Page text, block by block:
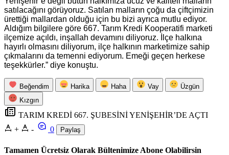
satılacağını görüyoruz. Satılan malların çoğu da çiftçimizin
ürettiği mallardan olduğu için bu bizi ayrıca mutlu ediyor.
Aldığım bilgilere göre 667. Tarım Kredi Kooperatifi marketi
ilçemize açıldı, inşallah devamını diliyoruz. İlçe halkına
hayırlı olmasını diliyorum, ilçe halkının marketimize sahip
çıkmalarını da temenni ediyorum. Emeği geçen herkese
teşekkürler.” diye konuştu.
Beğendim Harika Haha Vay
Üzgün
Kızgın
TARIM KREDİ 667. ŞUBESİNİ YENİŞEHİR’DE AÇTI
+
- 0 Paylaş
Tamamen Ücretsiz Olarak Bültenimize Abone Olabilirsin